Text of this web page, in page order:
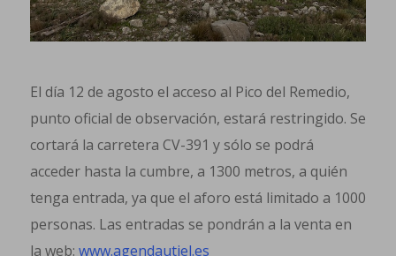
El día 12 de agosto el acceso al Pico del Remedio,
punto oficial de observación, estará restringido. Se
cortará la carretera CV-391 y sólo se podrá
acceder hasta la cumbre, a 1300 metros, a quién
tenga entrada, ya que el aforo está limitado a 1000
personas. Las entradas se pondrán a la venta en
la web: www.agendautiel.es